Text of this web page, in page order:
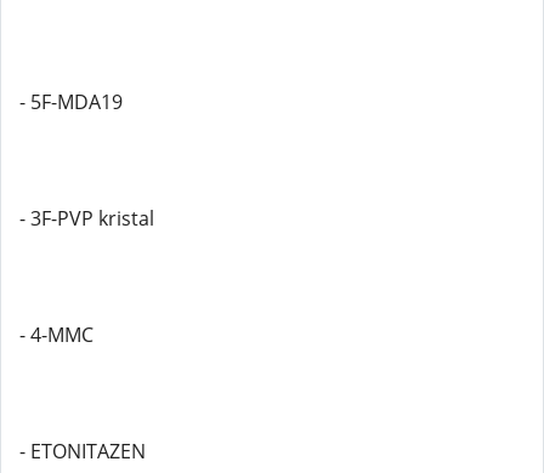
- 5F-MDA19
- 3F-PVP kristal
- 4-MMC
- ETONITAZEN